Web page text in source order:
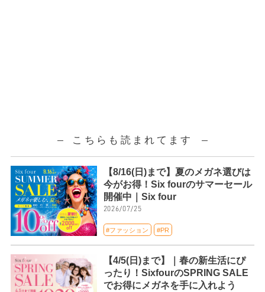
こちらも読まれてます
【8/16(日)まで】夏のメガネ選びは
今がお得！Six fourのサマーセール
開催中｜Six four
2026/07/25
#ファッション #PR
【4/5(日)まで】｜春の新生活にぴ
ったり！SixfourのSPRING SALE
でお得にメガネを手に入れよう